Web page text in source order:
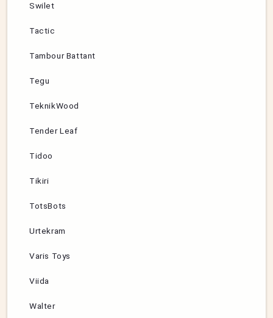
Swilet
Tactic
Tambour Battant
Tegu
TeknikWood
Tender Leaf
Tidoo
Tikiri
TotsBots
Urtekram
Varis Toys
Viida
Walter